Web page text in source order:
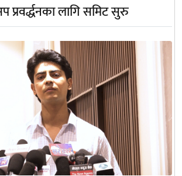
प्रवर्द्धनका लागि समिट सुरु